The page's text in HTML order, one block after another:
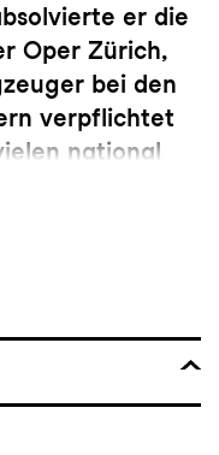
er die
Oper Zürich,
bei den
verpflichtet
national
er sich